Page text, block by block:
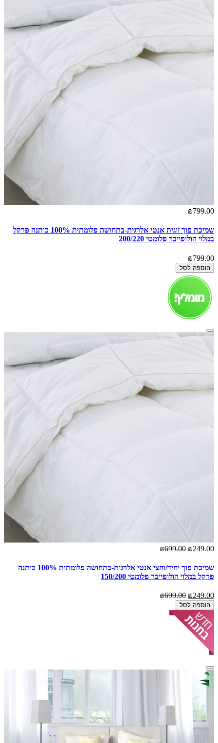
₪799.00
שמיכת פוך זוגית אנטי אלרגית-בתחושה פלומתית 100% כותנה פרקל
במלוי הולופייבר פלומטי 200/220
₪799.00
הוספה לסל
₪249.00
₪699.00
שמיכת פוך יחיד/וחצי אנטי אלרגית-בתחושה פלומתית 100% כותנה
פרקל במלוי הולופייבר פלומטי 150/200
₪249.00
₪699.00
הוספה לסל